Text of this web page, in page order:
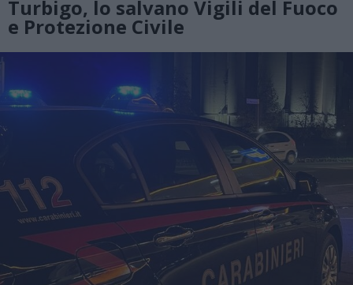
Turbigo, lo salvano Vigili del Fuoco
e Protezione Civile